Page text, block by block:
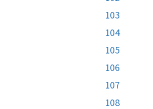
103
104
105
106
107
108